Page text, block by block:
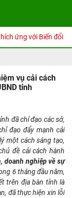
ứng với Biến đổi khí
vụ cải cách
tỉnh
đã chỉ đạo các sở,
đạo đẩy mạnh cải
một cách sáng tạo,
đề cải cách hành
doanh nghiệp về sự
6 tháng đầu năm,
trên địa bàn tỉnh là
đã thực hiện xin lỗi